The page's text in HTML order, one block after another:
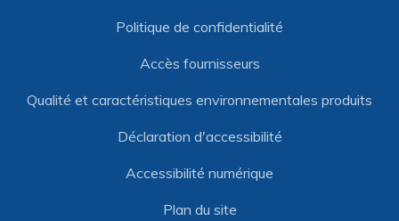
Politique de confidentialité
Accès fournisseurs
Qualité et caractéristiques environnementales produits
Déclaration d'accessibilité
Accessibilité numérique
Plan du site